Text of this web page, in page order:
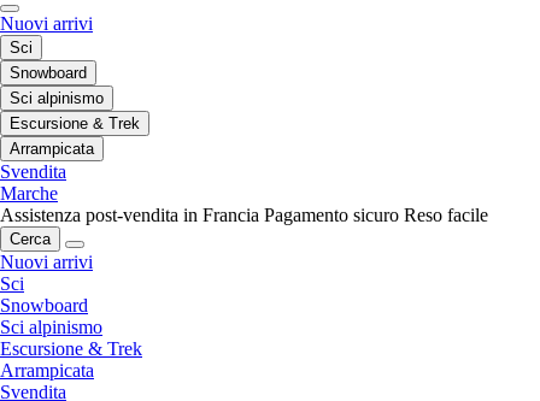
Nuovi arrivi
Sci
Snowboard
Sci alpinismo
Escursione & Trek
Arrampicata
Svendita
Marche
Assistenza post-vendita in Francia Pagamento sicuro Reso facile
Cerca
Nuovi arrivi
Sci
Snowboard
Sci alpinismo
Escursione & Trek
Arrampicata
Svendita